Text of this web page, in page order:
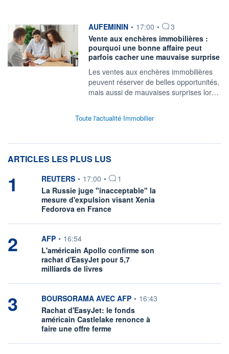
information fournie par
AUFEMININ • 17:00 •
3
Vente aux enchères immobilières :
pourquoi une bonne affaire peut
parfois cacher une mauvaise surprise
Les ventes aux enchères immobilières
peuvent réserver de belles opportunités,
mais aussi de mauvaises surprises lor…
Toute l'actualité Immobilier
ARTICLES LES PLUS LUS
1 information fournie par
REUTERS • 17:00 •
1
La Russie juge "inacceptable" la
mesure d'expulsion visant Xenia
Fedorova en France
2 information fournie par
AFP • 16:54
L'américain Apollo confirme son
rachat d'EasyJet pour 5,7
milliards de livres
3 information fournie par
BOURSORAMA AVEC AFP • 16:43
Rachat d'EasyJet: le fonds
américain Castlelake renonce à
faire une offre ferme